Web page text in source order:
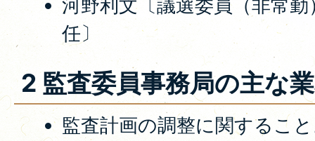
河野利文〔議選委員（非常
任〕
2 監査委員事務局の主な
監査計画の調整に関するこ